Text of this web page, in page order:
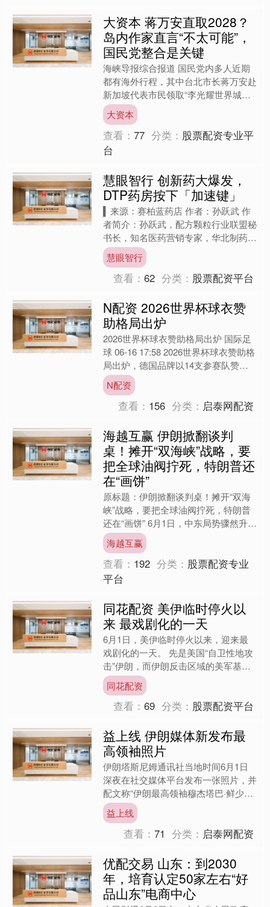
大资本 蒋万安直取2028？
岛内作家直言“不太可能”，
国民党整合是关键
海峡导报综合报道 国民党内多人近期
都有海外行程，其中台北市长蒋万安赴
新加坡代表市民领取“李光耀世界城市
奖”特别奖，也与新加坡西北区市长任
梓铭展开肉骨茶早餐会，交....
大资本
查看：77 分类： 股票配资专业平
台
慧眼智行 创新药大爆发，
DTP药房按下「加速键」
▍来源：赛柏蓝药店 作者：孙跃武 作
者简介：孙跃武，配方颗粒行业联盟秘
书长，知名医药营销专家，华北制药、
瑞康股份、南微医学、等企业顾问/专
家，为赛柏蓝、医药经济....
慧眼智行
查看：62 分类： 股票配资平台
N配资 2026世界杯球衣赞
助格局出炉
2026世界杯球衣赞助格局出炉 国际足
球 06-16 17:58 2026世界杯球衣赞助格
局出炉，德国品牌以14支参赛队赞助
数击败耐克，成为本届最大球衣供应
商，....
N配资
查看： 156 分类： 启泰网配资
海越互赢 伊朗掀翻谈判
桌！摊开“双海峡”战略，要
把全球油阀拧死，特朗普还
在“画饼”
原标题：伊朗掀翻谈判桌！摊开“双海
峡”战略，要把全球油阀拧死，特朗普
还在“画饼” 6月1日，中东局势骤然升
级。伊朗媒体放话，不仅要把跟美国的
谈判暂停，还拉上了“....
海越互赢
查看： 192 分类： 股票配资专业
平台
同花配资 美伊临时停火以
来 最戏剧化的一天
6月1日，美伊临时停火以来，迎来最
戏剧化的一天。 先是美国“自卫性地攻
击”伊朗，而伊朗反击区域的美军基地
之后，正持续轰炸黎巴嫩的以色列，呼
吁黎巴嫩南部的居民撤离....
同花配资
查看：69 分类： 股票配资平台
益上线 伊朗媒体新发布最
高领袖照片
伊朗塔斯尼姆通讯社当地时间6月1日
深夜在社交媒体平台发布一张照片，并
配文称“伊朗最高领袖穆杰塔巴·鲜少人
知的照片”。帖文中没说明这张照片于
何时何地拍摄。一些伊朗....
益上线
查看：71 分类： 启泰网配资
优配交易 山东：到2030
年，培育认定50家左右“好
品山东”电商中心